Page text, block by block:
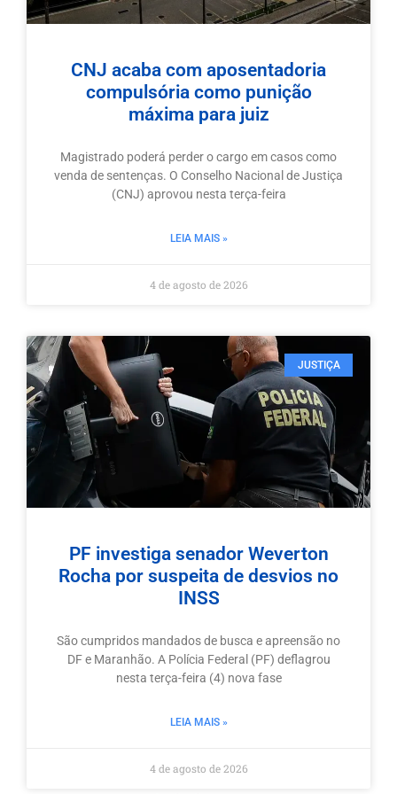
CNJ acaba com aposentadoria
compulsória como punição
máxima para juiz
Magistrado poderá perder o cargo em casos como
venda de sentenças. O Conselho Nacional de Justiça
(CNJ) aprovou nesta terça-feira
LEIA MAIS »
4 de agosto de 2026
JUSTIÇA
PF investiga senador Weverton
Rocha por suspeita de desvios no
INSS
São cumpridos mandados de busca e apreensão no
DF e Maranhão. A Polícia Federal (PF) deflagrou
nesta terça-feira (4) nova fase
LEIA MAIS »
4 de agosto de 2026